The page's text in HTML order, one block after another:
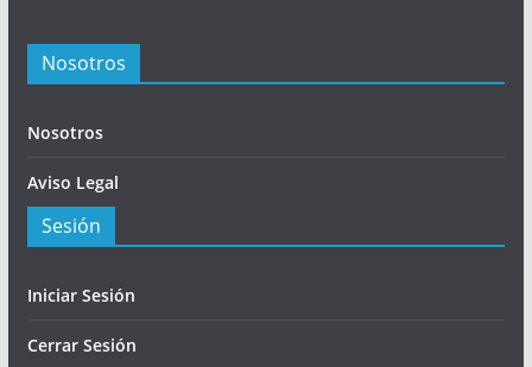
Nosotros
Nosotros
Aviso Legal
Sesión
Iniciar Sesión
Cerrar Sesión